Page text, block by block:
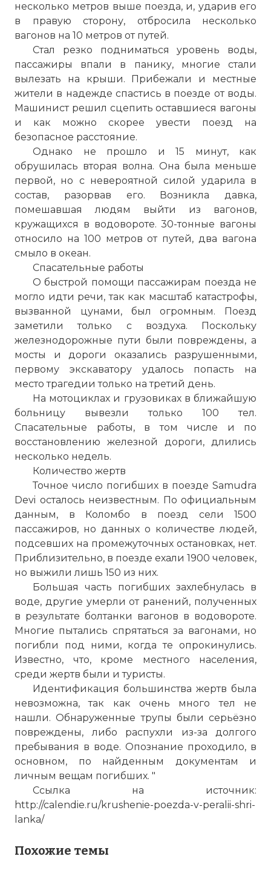
несколько метров выше поезда, и, ударив его
в правую сторону, отбросила несколько
вагонов на 10 метров от путей.
Стал резко подниматься уровень воды,
пассажиры впали в панику, многие стали
вылезать на крыши. Прибежали и местные
жители в надежде спастись в поезде от воды.
Машинист решил сцепить оставшиеся вагоны
и как можно скорее увести поезд на
безопасное расстояние.
Однако не прошло и 15 минут, как
обрушилась вторая волна. Она была меньше
первой, но с невероятной силой ударила в
состав, разорвав его. Возникла давка,
помешавшая людям выйти из вагонов,
кружащихся в водовороте. 30-тонные вагоны
относило на 100 метров от путей, два вагона
смыло в океан.
Спасательные работы
О быстрой помощи пассажирам поезда не
могло идти речи, так как масштаб катастрофы,
вызванной цунами, был огромным. Поезд
заметили только с воздуха. Поскольку
железнодорожные пути были повреждены, а
мосты и дороги оказались разрушенными,
первому экскаватору удалось попасть на
место трагедии только на третий день.
На мотоциклах и грузовиках в ближайшую
больницу вывезли только 100 тел.
Спасательные работы, в том числе и по
восстановлению железной дороги, длились
несколько недель.
Количество жертв
Точное число погибших в поезде Samudra
Devi осталось неизвестным. По официальным
данным, в Коломбо в поезд сели 1500
пассажиров, но данных о количестве людей,
подсевших на промежуточных остановках, нет.
Приблизительно, в поезде ехали 1900 человек,
но выжили лишь 150 из них.
Большая часть погибших захлебнулась в
воде, другие умерли от ранений, полученных
в результате болтанки вагонов в водовороте.
Многие пытались спрятаться за вагонами, но
погибли под ними, когда те опрокинулись.
Известно, что, кроме местного населения,
среди жертв были и туристы.
Идентификация большинства жертв была
невозможна, так как очень много тел не
нашли. Обнаруженные трупы были серьёзно
повреждены, либо распухли из-за долгого
пребывания в воде. Опознание проходило, в
основном, по найденным документам и
личным вещам погибших. "
Ссылка на источник:
http://calendie.ru/krushenie-poezda-v-peralii-shri-
lanka/
Похожие темы